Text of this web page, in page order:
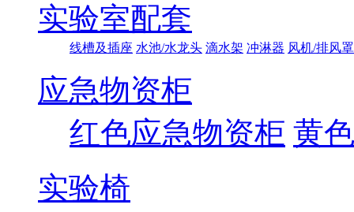
实验室配套
线槽及插座 水池/水龙头 滴水架 冲淋器 风机/排风罩
应急物资柜
红色应急物资柜 黄
实验椅